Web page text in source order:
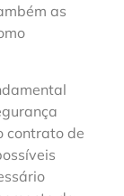
as
contrato de